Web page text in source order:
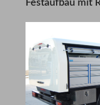
Festaufbau mit